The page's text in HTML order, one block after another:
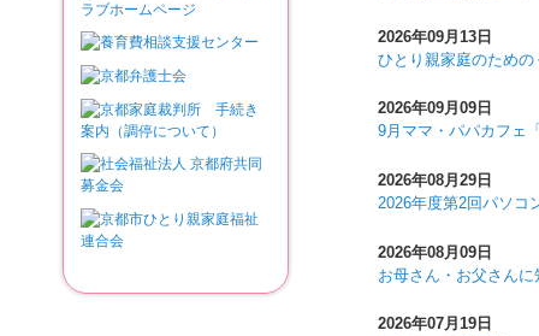
2026年09月13日
ひとり親家庭のため
2026年09月09日
9月ママ・パパカフェ
2026年08月29日
2026年度第2回パソコ
2026年08月09日
お母さん・お父さん
2026年07月19日